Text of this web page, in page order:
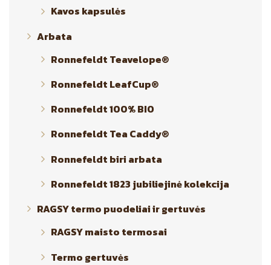
Kavos kapsulės
Arbata
Ronnefeldt Teavelope®
Ronnefeldt LeafCup®
Ronnefeldt 100% BIO
Ronnefeldt Tea Caddy®
Ronnefeldt biri arbata
Ronnefeldt 1823 jubiliejinė kolekcija
RAGSY termo puodeliai ir gertuvės
RAGSY maisto termosai
Termo gertuvės